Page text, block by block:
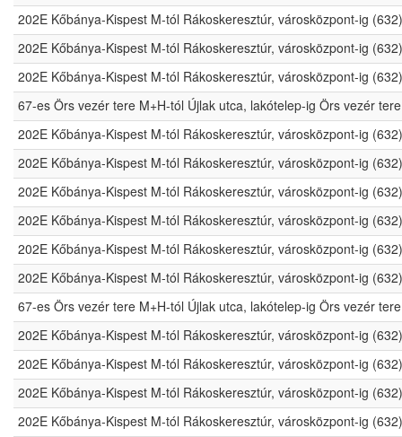
202E Kőbánya-Kispest M-tól Rákoskeresztúr, városközpont-ig (632)
202E Kőbánya-Kispest M-tól Rákoskeresztúr, városközpont-ig (632)
202E Kőbánya-Kispest M-tól Rákoskeresztúr, városközpont-ig (632)
67-es Örs vezér tere M+H-tól Újlak utca, lakótelep-ig Örs vezér
202E Kőbánya-Kispest M-tól Rákoskeresztúr, városközpont-ig (632)
202E Kőbánya-Kispest M-tól Rákoskeresztúr, városközpont-ig (632)
202E Kőbánya-Kispest M-tól Rákoskeresztúr, városközpont-ig (632)
202E Kőbánya-Kispest M-tól Rákoskeresztúr, városközpont-ig (632)
202E Kőbánya-Kispest M-tól Rákoskeresztúr, városközpont-ig (632)
202E Kőbánya-Kispest M-tól Rákoskeresztúr, városközpont-ig (632)
67-es Örs vezér tere M+H-tól Újlak utca, lakótelep-ig Örs vezér
202E Kőbánya-Kispest M-tól Rákoskeresztúr, városközpont-ig (632)
202E Kőbánya-Kispest M-tól Rákoskeresztúr, városközpont-ig (632)
202E Kőbánya-Kispest M-tól Rákoskeresztúr, városközpont-ig (632)
202E Kőbánya-Kispest M-tól Rákoskeresztúr, városközpont-ig (632)